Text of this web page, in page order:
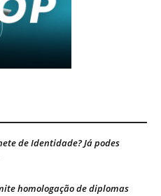
de Identidade? Já podes
homologação de diplomas